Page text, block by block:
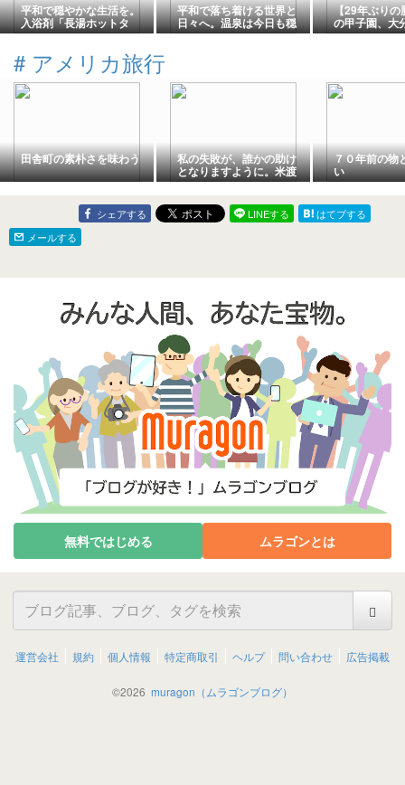
平和で穏やかな生活を。
入浴剤「長湯ホットタ
ブ」のお風呂でゆっくり
泉のお土産
平和で落ち着ける世界と
日々へ。温泉は今日も穏
やかです。大分県竹田市
【29年ぶりの
の甲子園、大
本文理に逆転
# アメリカ旅行
田舎町の素朴さを味わう 私の失敗が、誰かの助け
となりますように。米渡
航申請「ESTA」に撃沈の
巻
７０年前の物
い
シェアする LINEする
はてブする
メールする
無料ではじめる ムラゴンとは
運営会社 規約 個人情報 特定商取引 ヘルプ 問い合わせ 広告掲載
©2026 muragon（ムラゴンブログ）